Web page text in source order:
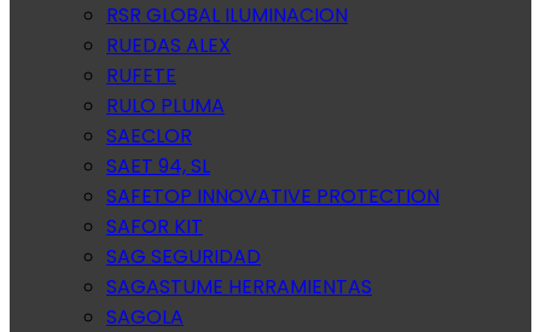
RSR GLOBAL ILUMINACION
RUEDAS ALEX
RUFETE
RULO PLUMA
SAECLOR
SAET 94, SL
SAFETOP INNOVATIVE PROTECTION
SAFOR KIT
SAG SEGURIDAD
SAGASTUME HERRAMIENTAS
SAGOLA